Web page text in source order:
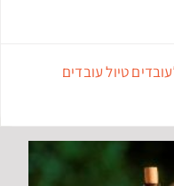
טיול עובדים